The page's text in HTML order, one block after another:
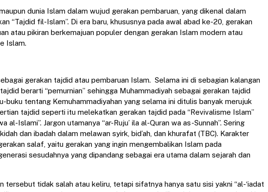
dunia Islam dalam wujud gerakan pembaruan, yang dikenal dalam
“Tajdid fil-Islam”. Di era baru, khususnya pada awal abad ke-20, gerakan
atau pikiran berkemajuan populer dengan gerakan Islam modern atau
Islam.
gerakan tajdid atau pembaruan Islam. Selama ini di sebagian kalangan
berarti “pemurnian” sehingga Muhammadiyah sebagai gerakan tajdid
buku tentang Kemuhammadiyahan yang selama ini ditulis banyak merujuk
tajdid seperti itu melekatkan gerakan tajdid pada “Revivalisme Islam”
al-Islami”. Jargon utamanya “ar-Ruju’ ila al-Quran wa as-Sunnah”. Sering
dan ibadah dalam melawan syirk, bid’ah, dan khurafat (TBC). Karakter
salaf, yaitu gerakan yang ingin mengembalikan Islam pada
sesudahnya yang dipandang sebagai era utama dalam sejarah dan
tersebut tidak salah atau keliru, tetapi sifatnya hanya satu sisi yakni “al-‘iadat